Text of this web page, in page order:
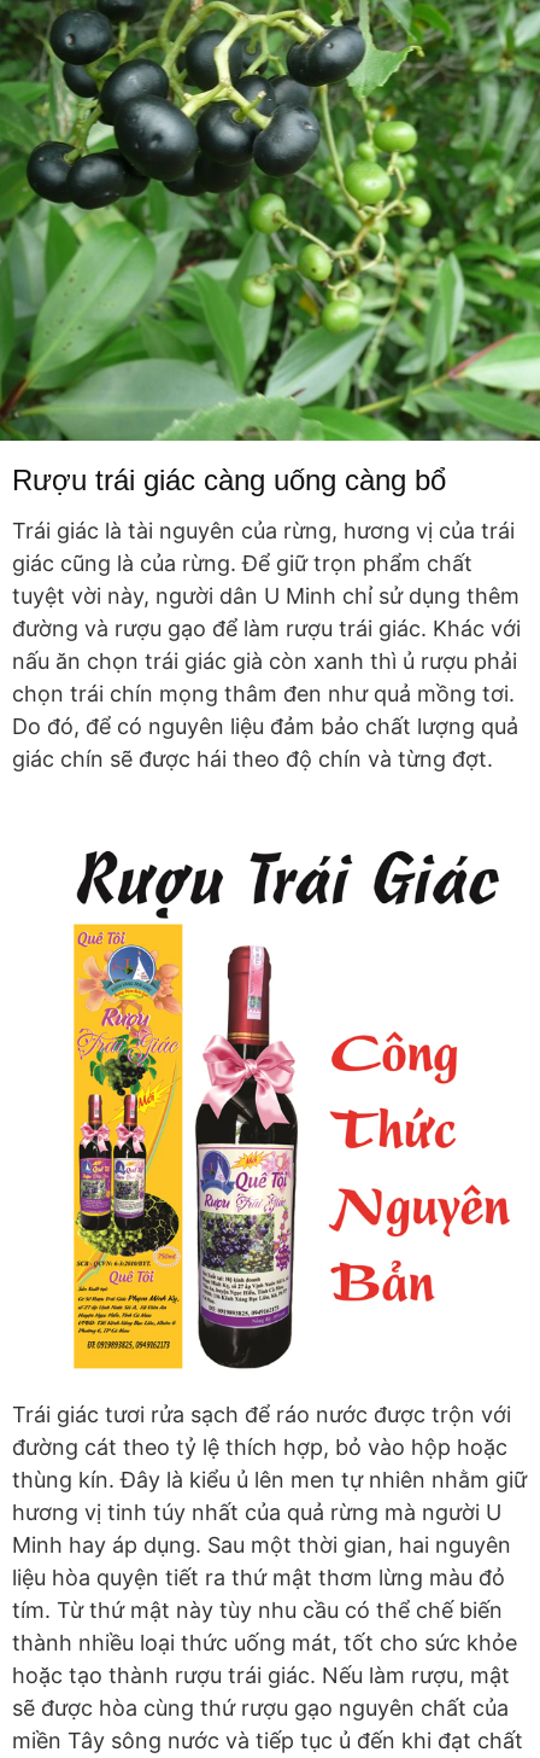
Rượu trái giác càng uống càng bổ
Trái giác là tài nguyên của rừng, hương vị của trái
giác cũng là của rừng. Để giữ trọn phẩm chất
tuyệt vời này, người dân U Minh chỉ sử dụng thêm
đường và rượu gạo để làm rượu trái giác. Khác với
nấu ăn chọn trái giác già còn xanh thì ủ rượu phải
chọn trái chín mọng thâm đen như quả mồng tơi.
Do đó, để có nguyên liệu đảm bảo chất lượng quả
giác chín sẽ được hái theo độ chín và từng đợt.
Trái giác tươi rửa sạch để ráo nước được trộn với
đường cát theo tỷ lệ thích hợp, bỏ vào hộp hoặc
thùng kín. Đây là kiểu ủ lên men tự nhiên nhằm giữ
hương vị tinh túy nhất của quả rừng mà người U
Minh hay áp dụng. Sau một thời gian, hai nguyên
liệu hòa quyện tiết ra thứ mật thơm lừng màu đỏ
tím. Từ thứ mật này tùy nhu cầu có thể chế biến
thành nhiều loại thức uống mát, tốt cho sức khỏe
hoặc tạo thành rượu trái giác. Nếu làm rượu, mật
sẽ được hòa cùng thứ rượu gạo nguyên chất của
miền Tây sông nước và tiếp tục ủ đến khi đạt chất